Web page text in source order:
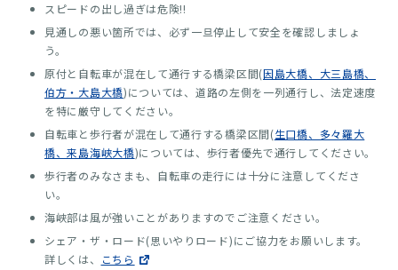
スピードの出し過ぎは危険!!
見通しの悪い箇所では、必ず一旦停止して安全を確認しましょ
う。
原付と自転車が混在して通行する橋梁区間(因島大橋、大三島橋、
伯方・大島大橋)については、道路の左側を一列通行し、法定速度
を特に厳守してください。
自転車と歩行者が混在して通行する橋梁区間(生口橋、多々羅大
橋、来島海峡大橋)については、歩行者優先で通行してください。
歩行者のみなさまも、自転車の走行には十分に注意してくださ
い。
海峡部は風が強いことがありますのでご注意ください。
シェア・ザ・ロード(思いやりロード)にご協力をお願いします。
詳しくは、
こちら